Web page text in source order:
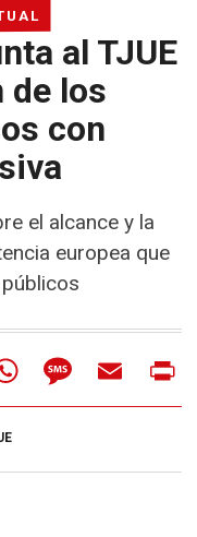
al TJUE
de los
con
el alcance y la
europea que
WhatsAppMessageEmail